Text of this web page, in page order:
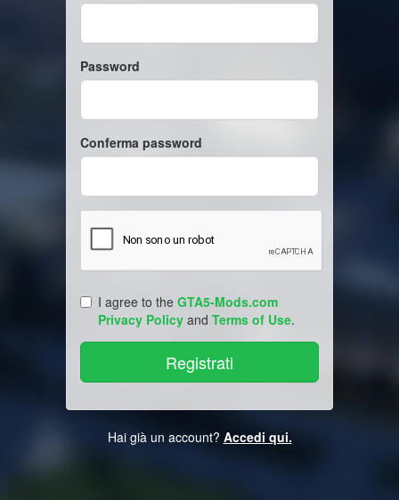
Password
Conferma password
I agree to the GTA5-Mods.com
Privacy Policy and Terms of Use.
Hai già un account? Accedi qui.